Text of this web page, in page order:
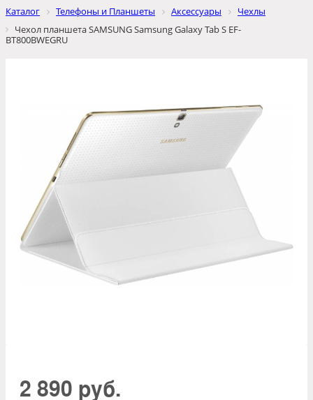
Каталог Телефоны и Планшеты Аксессуары
Чехлы
Чехол планшета SAMSUNG Samsung Galaxy Tab S EF-
BT800BWEGRU
2 890 руб.